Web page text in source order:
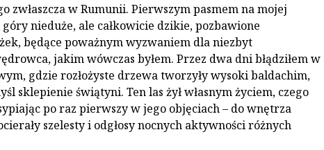
zwłaszcza w Rumunii. Pierwszym pasmem na mojej
góry nieduże, ale całkowicie dzikie, pozbawione
będące poważnym wyzwaniem dla niezbyt
jakim wówczas byłem. Przez dwa dni błądziłem w
gdzie rozłożyste drzewa tworzyły wysoki baldachim,
sklepienie świątyni. Ten las żył własnym życiem, czego
po raz pierwszy w jego objęciach – do wnętrza
szelesty i odgłosy nocnych aktywności różnych